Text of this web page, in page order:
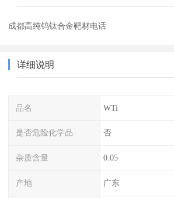
成都高纯钨钛合金靶材电话
详细说明
品名 WTi
是否危险化学品 否
杂质含量 0.05
产地 广东